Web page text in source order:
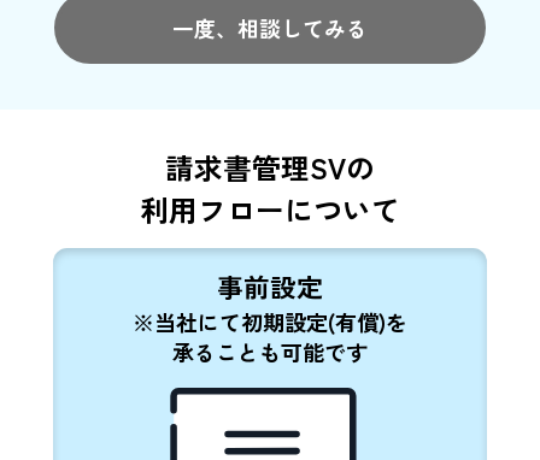
一度、相談してみる
請求書管理SVの
利用フローについて
事前設定
※当社にて初期設定(有償)を
承ることも可能です